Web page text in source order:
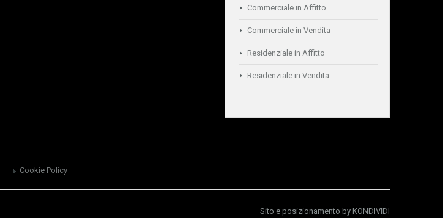
Commerciale in Affitto
Commerciale in Vendita
Residenziale in Affitto
Residenziale in Vendita
Cookie Policy
Sito e posizionamento by KONDIVIDI